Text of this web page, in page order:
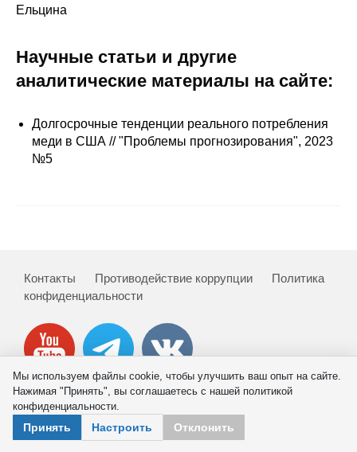
Научные подразделения
Администрация
Отчетность
Научная жизнь
Издания
О журнале
Номера журналов
Ельцина
Научные статьи и другие
аналитические материалы на сайте:
Долгосрочные тенденции реального потребления
меди в США // "Проблемы прогнозирования", 2023
№5
Контакты Противодействие коррупции
Политика
конфиденциальности
© 2026 ИНП РАН
Мы используем файлы cookie, чтобы улучшить ваш опыт на сайте.
Нажимая "Принять", вы соглашаетесь с нашей политикой
конфиденциальности.
Принять Настроить Отклонить